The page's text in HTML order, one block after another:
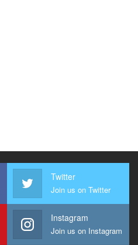
Twitter
Join us on Twitter
Instagram
Join us on Instagram